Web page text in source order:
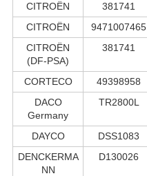
CITROËN 381741
CITROËN
9471007465
CITROËN
(DF-PSA)
381741
CORTECO 49398958
DACO
Germany
TR2800L
DAYCO DSS1083
DENCKERMA
NN
D130026